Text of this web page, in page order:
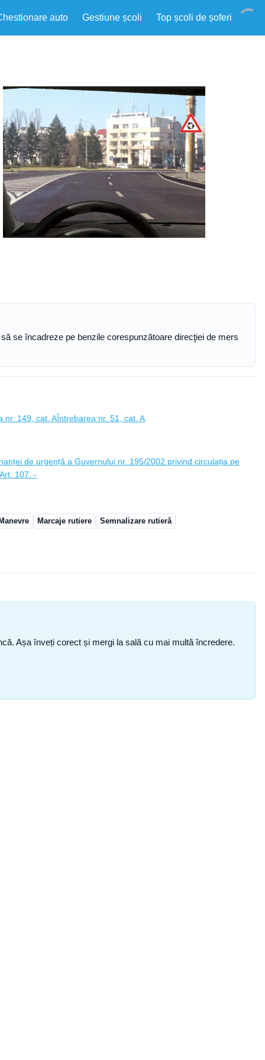
auto Gestiune școli Top școli de șoferi
se încadreze pe benzile corespunzătoare direcţiei de mers
nr. 149, cat. AÎntrebarea nr. 51, cat. A
de urgență a Guvernului nr. 195/2002 privind circulația pe
107. -
Manevre Marcaje rutiere
Semnalizare rutieră
Așa înveți corect și mergi la sală cu mai multă încredere.